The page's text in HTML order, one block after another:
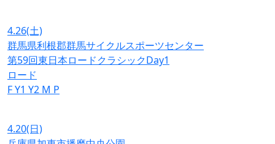
4.26(土)
群馬県利根郡群馬サイクルスポーツセンター
第59回東日本ロードクラシックDay1
ロード
FY1 Y2 M P
4.20(日)